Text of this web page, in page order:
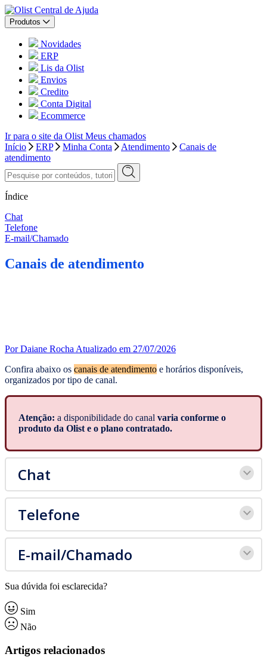
Central de Ajuda
Produtos
Novidades
ERP
Lis da Olist
Envios
Credito
Conta Digital
Ecommerce
Ir para o site da Olist Meus chamados
Início
ERP Minha Conta Atendimento
Canais de
atendimento
Índice
Chat
Telefone
E-mail/Chamado
Canais de atendimento
Por Daiane Rocha Atualizado em 27/07/2026
Confira abaixo os canais de atendimento e horários disponíveis,
organizados por tipo de canal.
Atenção: a disponibilidade do canal varia conforme o
produto da Olist e o plano contratado.
Chat
Telefone
E-mail/Chamado
Sua dúvida foi esclarecida?
Sim
Não
Artigos relacionados